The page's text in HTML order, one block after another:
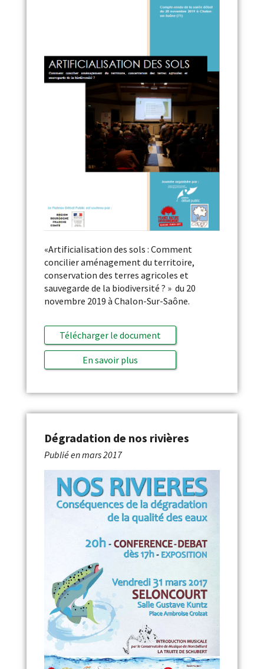
«Artificialisation des sols : Comment
concilier aménagement du territoire,
conservation des terres agricoles et
sauvegarde de la biodiversité ? » du 20
novembre 2019 à Chalon-Sur-Saône.
Télécharger le document
En savoir plus
Dégradation de nos rivières
Publié enmars 2017